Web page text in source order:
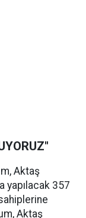
Aktaş
yapılacak 357
Aktaş